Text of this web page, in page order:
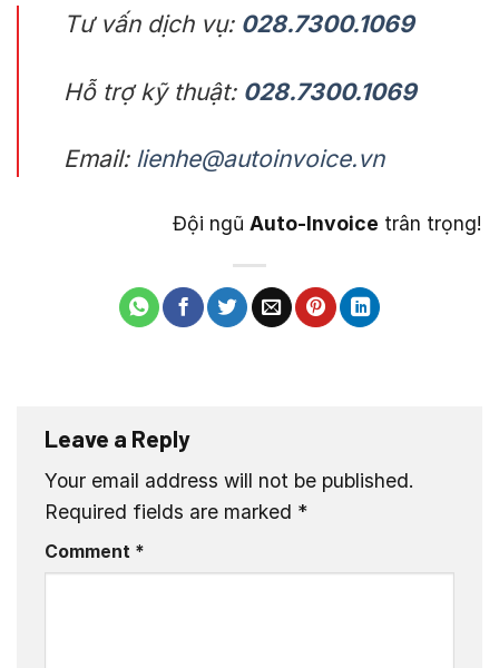
Tư vấn dịch vụ: 028.7300.1069
Hỗ trợ kỹ thuật: 028.7300.1069
Email: lienhe@autoinvoice.vn
Đội ngũ Auto-Invoice trân trọng!
Leave a Reply
Your email address will not be published.
Required fields are marked *
Comment *